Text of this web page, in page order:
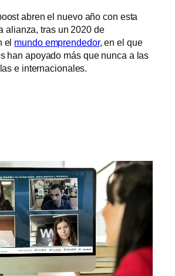
abren el nuevo año con esta
alianza, tras un 2020 de
el mundo emprendedor, en el que
han apoyado más que nunca a las
e internacionales.